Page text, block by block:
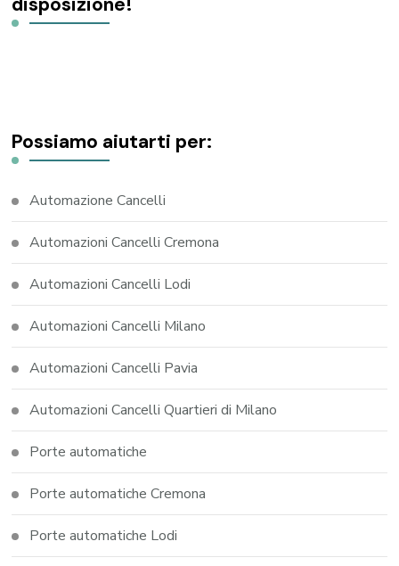
Possiamo aiutarti per:
Automazione Cancelli
Automazioni Cancelli Cremona
Automazioni Cancelli Lodi
Automazioni Cancelli Milano
Automazioni Cancelli Pavia
Automazioni Cancelli Quartieri di Milano
Porte automatiche
Porte automatiche Cremona
Porte automatiche Lodi